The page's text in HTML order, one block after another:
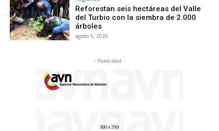
Reforestan seis hectáreas del Valle
del Turbio con la siembra de 2.000
árboles
agosto 5, 2026
- Publicidad -